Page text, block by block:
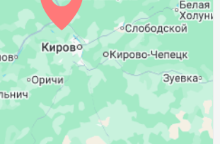
04:33 11:43 15:30 18:52 21:05
04:35 11:43 15:28 18:49 21:01
04:38 11:43 15:27 18:46 20:57